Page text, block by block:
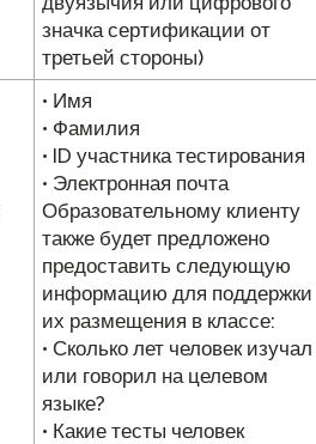
значка сертификации от
третьей стороны)
• Имя
• Фамилия
• ID участника тестирования
• Электронная почта
Образовательному клиенту
также будет предложено
предоставить следующую
информацию для поддержки
их размещения в классе:
• Сколько лет человек изучал
или говорил на целевом
языке?
• Какие тесты человек